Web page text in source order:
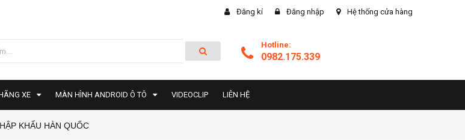
Đăng kí Đăng nhập Hệ thống cửa hàng
Hotline:
0982.175.339
XE MÀN HÌNH ANDROID Ô TÔ VIDEOCLIP LIÊN HỆ
KHẨU HÀN QUỐC